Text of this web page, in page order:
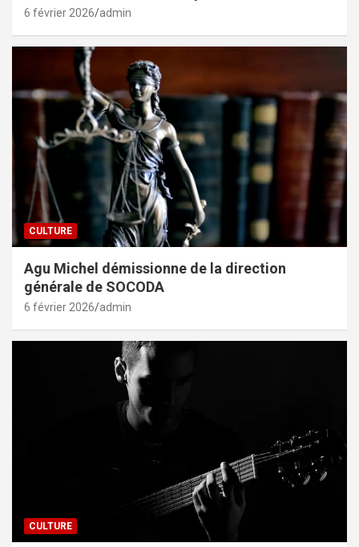
6 février 2026 admin
CULTURE
Agu Michel démissionne de la direction
générale de SOCODA
6 février 2026 admin
CULTURE